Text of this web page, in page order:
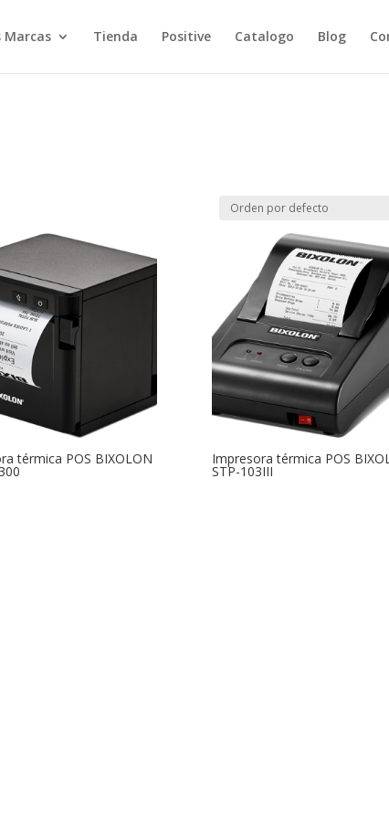
Marcas Tienda Positive Catalogo Blog
térmica POS BIXOLON Impresora térmica POS
STP-103III